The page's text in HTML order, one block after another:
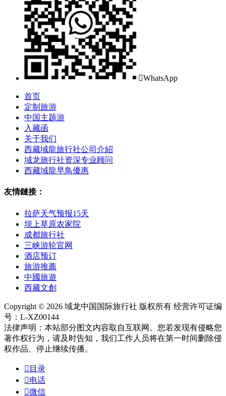
WhatsApp
首页
定制旅游
中国主题游
入藏函
关于我们
西藏域龍旅行社公司介紹
域龙旅行社资深专业顾问
西藏域龍早鳥優惠
友情鏈接：
拉萨天气预报15天
坝上草原农家院
成都旅行社
三峡游轮官网
酒店预订
旅游推薦
中國旅遊
西藏文創
Copyright © 2026 域龙中国国际旅行社 版权所有 经营许可证编
号：L-XZ00144
法律声明：本站部分图文内容取自互联网。您若发现有侵略您
著作权行为，请及时告知，我们工作人员将在第一时间删除侵
权作品、停止继续传播。
 目录
电话
微信